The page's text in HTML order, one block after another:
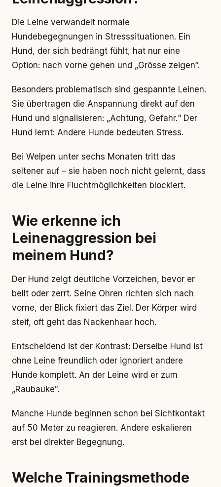
Die Leine verwandelt normale
Hundebegegnungen in Stresssituationen. Ein
Hund, der sich bedrängt fühlt, hat nur eine
Option: nach vorne gehen und „Grösse zeigen“.
Besonders problematisch sind gespannte Leinen.
Sie übertragen die Anspannung direkt auf den
Hund und signalisieren: „Achtung, Gefahr.“ Der
Hund lernt: Andere Hunde bedeuten Stress.
Bei Welpen unter sechs Monaten tritt das
seltener auf – sie haben noch nicht gelernt, dass
die Leine ihre Fluchtmöglichkeiten blockiert.
Wie erkenne ich
Leinenaggression bei
meinem Hund?
Der Hund zeigt deutliche Vorzeichen, bevor er
bellt oder zerrt. Seine Ohren richten sich nach
vorne, der Blick fixiert das Ziel. Der Körper wird
steif, oft geht das Nackenhaar hoch.
Entscheidend ist der Kontrast: Derselbe Hund ist
ohne Leine freundlich oder ignoriert andere
Hunde komplett. An der Leine wird er zum
„Raubauke“.
Manche Hunde beginnen schon bei Sichtkontakt
auf 50 Meter zu reagieren. Andere eskalieren
erst bei direkter Begegnung.
Welche Trainingsmethode